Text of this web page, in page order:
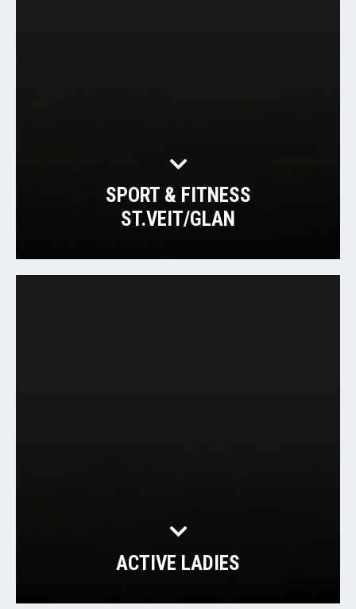
SPORT & FITNESS
ST.VEIT/GLAN
ACTIVE LADIES